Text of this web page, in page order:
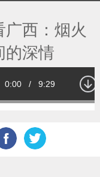
广西：烟火
的深情
的壮美，山水间的
Current
0:00 / Duration
9:29